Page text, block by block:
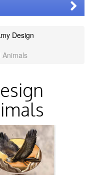
Design
Animals